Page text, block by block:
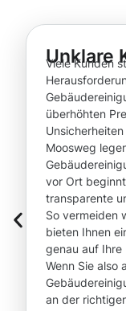
Unklare
Viele Kunden
überhöhten
Moosweg
vor Ort
transparente
So vermeiden
bieten Ihnen
genau auf Ihre
Wenn Sie also
an der